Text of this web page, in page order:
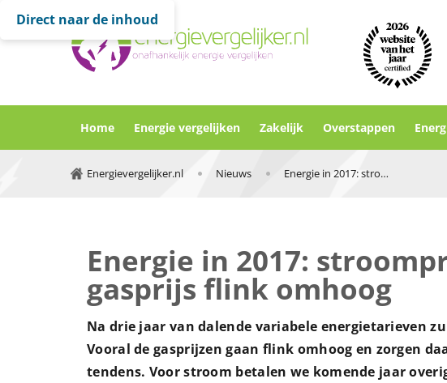
Direct naar de inhoud
Home Energie vergelijken Zakelijk Overstappen
Energievergelijker.nl Nieuws Energie in 2017: stroomprijs blijft gelijk, gasprijs flink omhoog
Energie in 2017:
gasprijs flink omhoog
Na drie jaar van dalende variabele energietarieven
Vooral de gasprijzen gaan flink omhoog en zorgen
tendens. Voor stroom betalen we komende jaar